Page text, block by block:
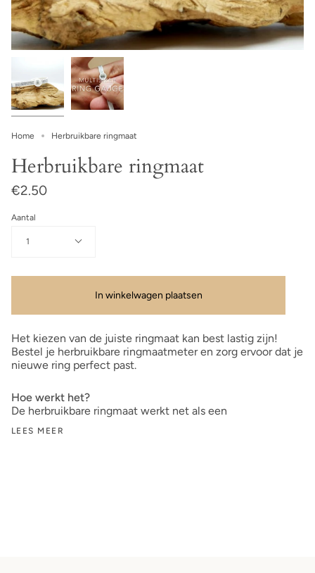
Home Herbruikbare ringmaat
Herbruikbare ringmaat
€2.50
Aantal
1
In winkelwagen plaatsen
Het kiezen van de juiste ringmaat kan best lastig zijn!
Bestel je herbruikbare ringmaatmeter en zorg ervoor dat je
nieuwe ring perfect past.
Hoe werkt het?
De herbruikbare ringmaat werkt net als een
LEES MEER